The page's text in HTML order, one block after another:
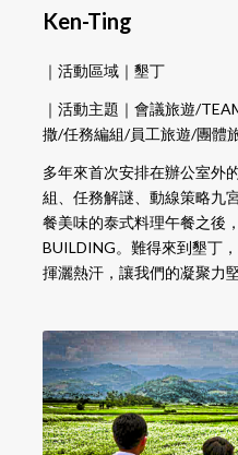
Ken-Ting
｜活動區域｜墾丁
｜活動主題｜會議旅遊/
撒/任務編組/員工旅遊/團體
多年來首次安排在辦公室外
組、任務解謎、動線策略九
餐美味的泰式料理午餐之後
BUILDING。難得來到墾丁
揮灑熱汗，讓我們的凝聚力堅